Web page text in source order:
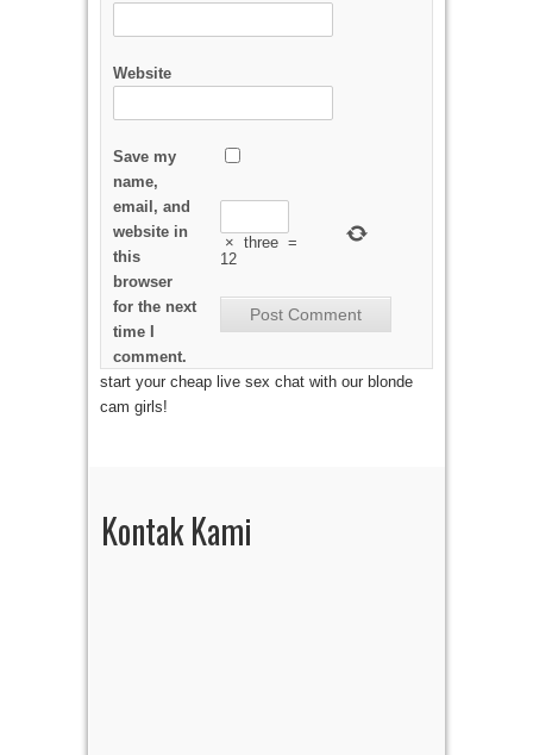
Website
Save my
name,
email, and
website in
this
browser
for the next
time I
comment.
× three =
12
start your cheap live sex chat with our blonde
cam girls!
Kontak Kami